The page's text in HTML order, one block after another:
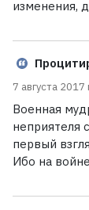
изменения,
7 августа 2017
Военная
неприятеля
первый
Ибо на